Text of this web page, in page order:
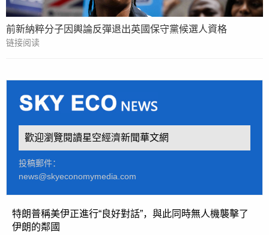
前新納粹分子因輿論反彈退出英國保守黨候選人資格
链接阅读
歡迎瀏覽閱讀星空經濟新聞華文網
投稿郵件：
news@skyeconomymedia.com
特朗普稱美伊正進行“良好對話”，與此同時無人機襲擊了
伊朗的鄰國